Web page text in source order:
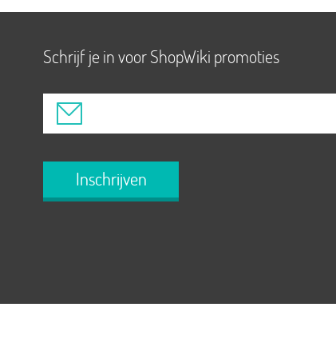
Schrijf je in voor ShopWiki promoties
Inschrijven